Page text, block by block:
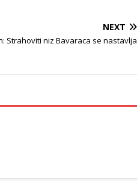
NEXT
Strahoviti niz Bavaraca se nastavlja